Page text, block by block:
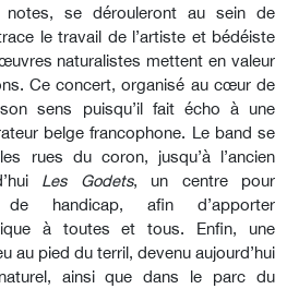
notes, se dérouleront au sein de
le travail de l’artiste et bédéiste
naturalistes mettent en valeur
Ce concert, organisé au cœur de
sens puisqu’il fait écho à une
belge francophone. Le band se
rues du coron, jusqu’à l’ancien
Les Godets, un centre pour
de handicap, afin d’apporter
à toutes et tous. Enfin, une
au pied du terril, devenu aujourd’hui
ainsi que dans le parc du